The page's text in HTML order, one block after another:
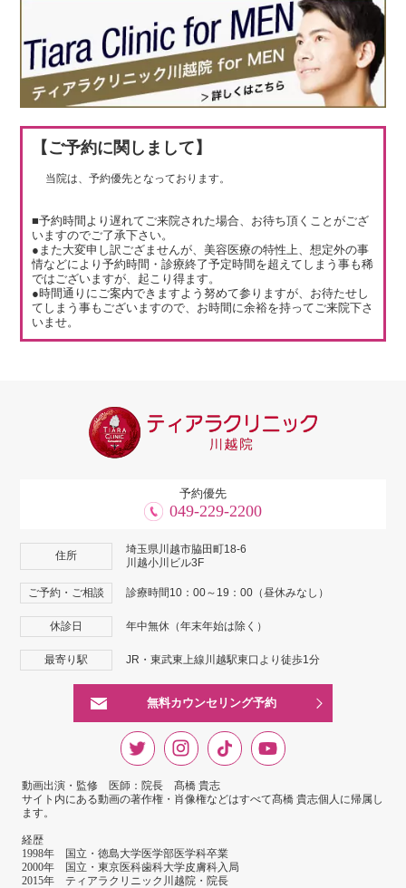
【ご予約に関しまして】
当院は、予約優先となっております。
■予約時間より遅れてご来院された場合、お待ち頂くことがござ
いますのでご了承下さい。
●また大変申し訳ござませんが、美容医療の特性上、想定外の事
情などにより予約時間・診療終了予定時間を超えてしまう事も稀
ではございますが、起こり得ます。
●時間通りにご案内できますよう努めて参りますが、お待たせし
てしまう事もございますので、お時間に余裕を持ってご来院下さ
いませ。
予約優先
049-229-2200
住所
埼玉県川越市脇田町18-6
川越小川ビル3F
ご予約・ご相談 診療時間10：00～19：00（昼休みなし）
休診日 年中無休（年末年始は除く）
最寄り駅 JR・東武東上線川越駅東口より徒歩1分
無料カウンセリング予約
動画出演・監修 医師：院長 髙橋 貴志
サイト内にある動画の著作権・肖像権などはすべて髙橋 貴志個人に帰属し
ます。
経歴
1998年 国立・徳島大学医学部医学科卒業
2000年 国立・東京医科歯科大学皮膚科入局
2015年 ティアラクリニック川越院・院長